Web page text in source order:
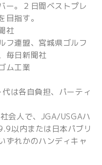
ー。２日間ベストプレ
目指す。
社
連盟、宮城県ゴルフ
毎日新聞社
ム工業
は各自負担、パーティ
会人で、JGA/USGAハ
以内または日本パブリ
ずれかのハンディキャ